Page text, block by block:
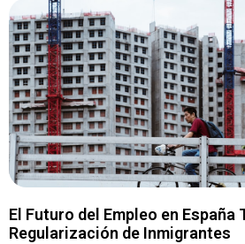
El Futuro del Empleo en España
Regularización de Inmigrantes